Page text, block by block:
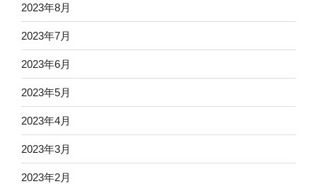
2023年8月
2023年7月
2023年6月
2023年5月
2023年4月
2023年3月
2023年2月